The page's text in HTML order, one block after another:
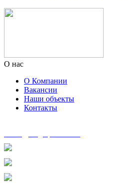
О нас
О Компании
Вакансии
Наши объекты
Контакты